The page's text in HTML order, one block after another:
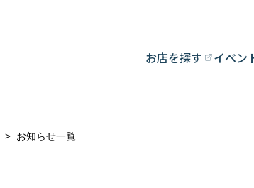
お店を探す イベン
お知らせ一覧